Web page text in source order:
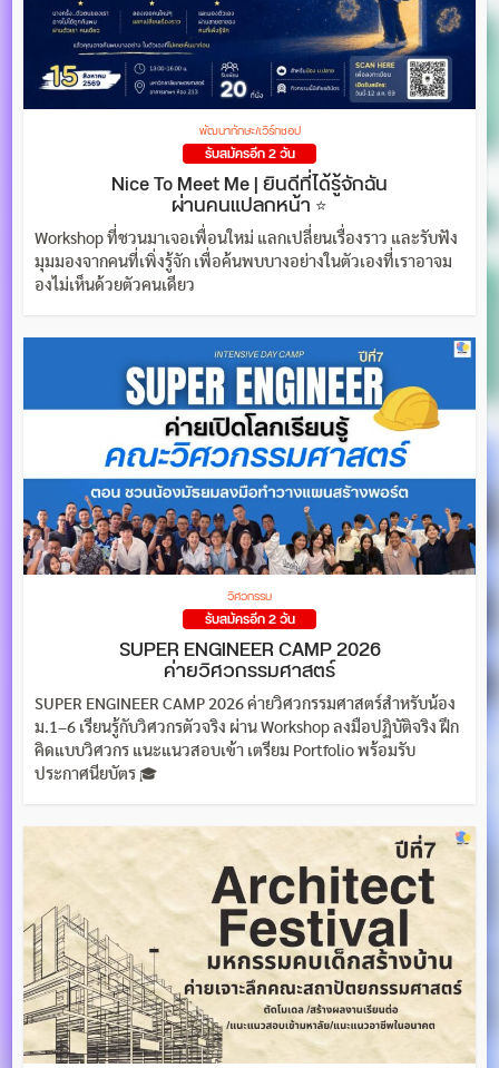
พัฒนาทักษะ/เวิร์กชอป
รับสมัครอีก 2 วัน
Nice To Meet Me | ยินดีที่ได้รู้จักฉัน
ผ่านคนแปลกหน้า ⭐
Workshop ที่ชวนมาเจอเพื่อนใหม่ แลกเปลี่ยนเรื่องราว และรับฟัง
มุมมองจากคนที่เพิ่งรู้จัก เพื่อค้นพบบางอย่างในตัวเองที่เราอาจม
องไม่เห็นด้วยตัวคนเดียว
วิศวกรรม
รับสมัครอีก 2 วัน
SUPER ENGINEER CAMP 2026
ค่ายวิศวกรรมศาสตร์
SUPER ENGINEER CAMP 2026 ค่ายวิศวกรรมศาสตร์สำหรับน้อง
ม.1–6 เรียนรู้กับวิศวกรตัวจริง ผ่าน Workshop ลงมือปฏิบัติจริง ฝึก
คิดแบบวิศวกร แนะแนวสอบเข้า เตรียม Portfolio พร้อมรับ
ประกาศนียบัตร 🎓